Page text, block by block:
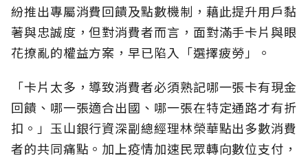
紛推出專屬消費回饋及點數機制，藉此提升用戶黏
著與忠誠度，但對消費者而言，面對滿手卡片與眼
花撩亂的權益方案，早已陷入「選擇疲勞」。
「卡片太多，導致消費者必須熟記哪一張卡有現金
回饋、哪一張適合出國、哪一張在特定通路才有折
扣。」玉山銀行資深副總經理林榮華點出多數消費
者的共同痛點。加上疫情加速民眾轉向數位支付，